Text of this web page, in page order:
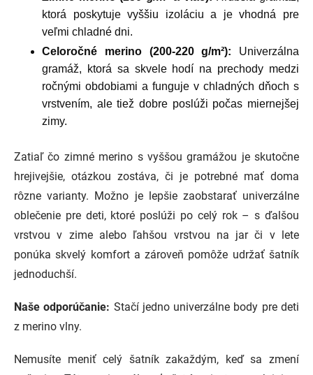
ktorá poskytuje vyššiu izoláciu a je vhodná pre
veľmi chladné dni.
Celoročné merino (200-220 g/m²): Univerzálna
gramáž, ktorá sa skvele hodí na prechody medzi
ročnými obdobiami a funguje v chladných dňoch s
vrstvením, ale tiež dobre poslúži počas miernejšej
zimy.
Zatiaľ čo zimné merino s vyššou gramážou je skutočne
hrejivejšie, otázkou zostáva, či je potrebné mať doma
rôzne varianty. Možno je lepšie zaobstarať univerzálne
oblečenie pre deti, ktoré poslúži po celý rok – s ďalšou
vrstvou v zime alebo ľahšou vrstvou na jar či v lete
ponúka skvelý komfort a zároveň pomôže udržať šatník
jednoduchší.
Naše odporúčanie: Stačí jedno univerzálne body pre deti
z merino vlny.
Nemusíte meniť celý šatník zakaždým, keď sa zmení